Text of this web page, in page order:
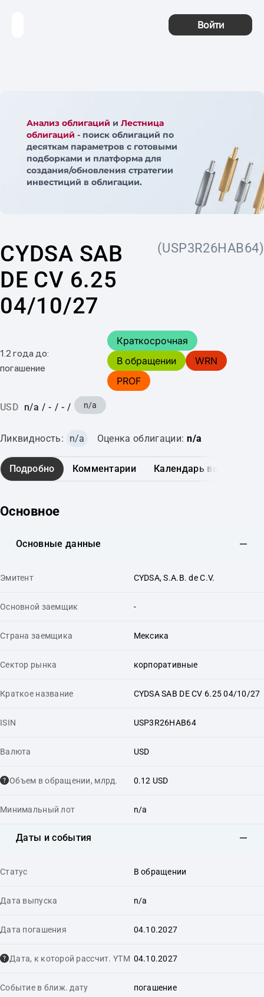
Войти
Анализ облигаций и Лестница
облигаций - поиск облигаций по
десяткам параметров с готовыми
подборками и платформа для
создания/обновления стратегии
инвестиций в облигации.
CYDSA SAB
DE CV 6.25
04/10/27
(USP3R26HAB64)
1.2 года до:
погашение
Краткосрочная
В обращении
WRN
PROF
USD n/a / - / - / n/a
Ликвидность: n/a Оценка облигации: n/a
Подробно Комментарии Календарь выплат
Основное
Основные данные
Эмитент CYDSA, S.A.B. de C.V.
Основной заемщик -
Страна заемщика Мексика
Сектор рынка корпоративные
Краткое название CYDSA SAB DE CV 6.25 04/10/27
ISIN USP3R26HAB64
Валюта USD
Объем в обращении, млрд. 0.12 USD
Минимальный лот n/a
Даты и события
Статус В обращении
Дата выпуска n/a
Дата погашения 04.10.2027
Дата, к которой рассчит. YTM 04.10.2027
Событие в ближ. дату погашение